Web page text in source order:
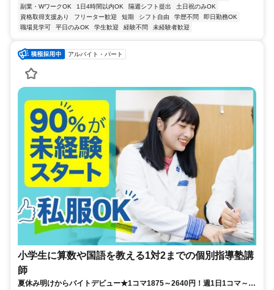
副業・WワークOK
1日4時間以内OK 隔週シフト提出
土日祝のみOK
資格取得支援あり
フリーター歓迎 短期 シフト自由 学歴不問
即日勤務OK
職場見学可
平日のみOK 学生歓迎 経験不問 未経験者歓迎
アルバイト・パート
小学生に算数や国語を教える1対2までの個別指導塾講
師
夏休み明けからバイトデビュー★1コマ1875～2640円！週1日1コマ～私